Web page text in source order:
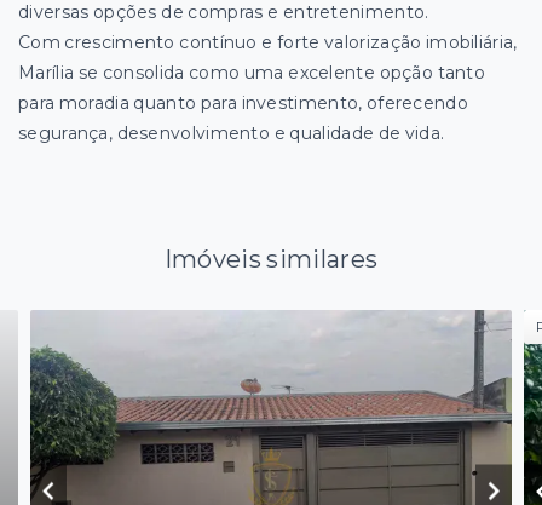
diversas opções de compras e entretenimento.
Com crescimento contínuo e forte valorização imobiliária,
Marília se consolida como uma excelente opção tanto
para moradia quanto para investimento, oferecendo
segurança, desenvolvimento e qualidade de vida.
Imóveis similares